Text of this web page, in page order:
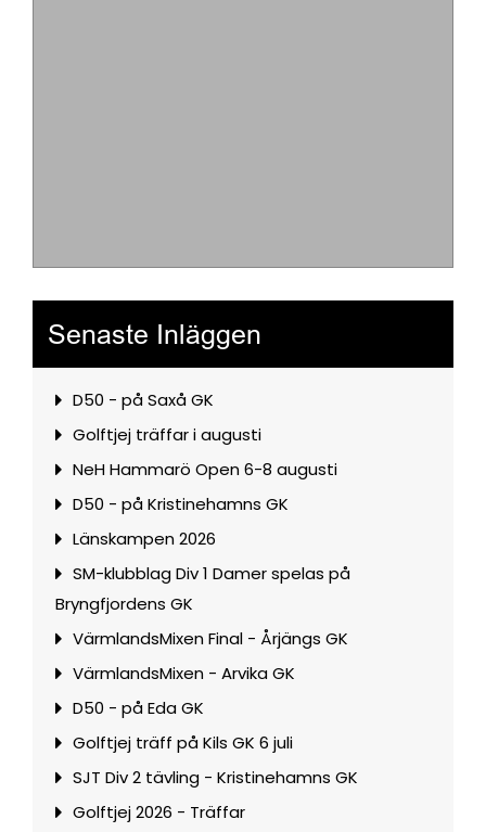
Senaste Inläggen
D50 - på Saxå GK
Golftjej träffar i augusti
NeH Hammarö Open 6-8 augusti
D50 - på Kristinehamns GK
Länskampen 2026
SM-klubblag Div 1 Damer spelas på
Bryngfjordens GK
VärmlandsMixen Final - Årjängs GK
VärmlandsMixen - Arvika GK
D50 - på Eda GK
Golftjej träff på Kils GK 6 juli
SJT Div 2 tävling - Kristinehamns GK
Golftjej 2026 - Träffar